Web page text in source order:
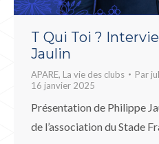
T Qui Toi ?
Jaulin
APARE, La vie des clubs Par
16 janvier 2025
Présentation de Philippe
de l’association du Stade